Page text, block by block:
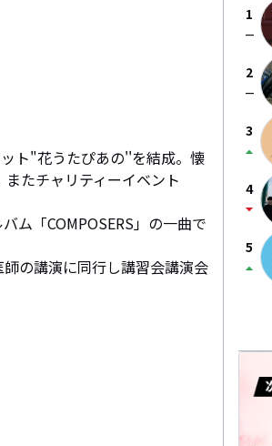
ト"花うたぴあの''を結成。懐
たチャリティーイベント
ム「COMPOSERS」の一曲で
の講演に同行し講習会講演会
1
check_indeterminate_small
2
check_indeterminate_small
3
arrow_drop_up
4
arrow_drop_down
5
arrow_drop_up